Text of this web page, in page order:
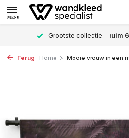
MENU
Grootste collectie - ruim
Terug Home Mooie vrouw in een